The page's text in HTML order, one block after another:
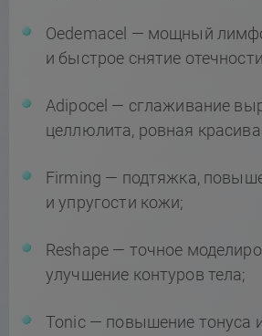
Oedemacel — мощный
и быстрое снятие
Adipocel — сглаживание
целлюлита, ровная
Firming — подтяжка,
и упругости кожи;
Reshape — точное
улучшение контуров тела;
Tonic — повышение тонуса